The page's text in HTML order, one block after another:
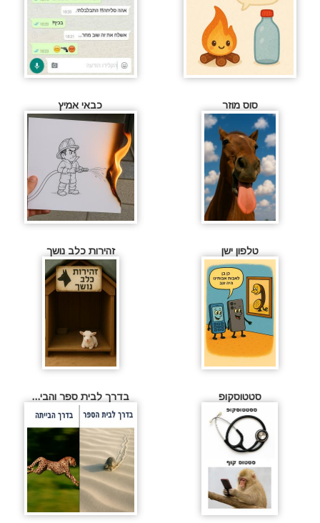
סוס מוזר כבאי אמיץ
טלפון ישן זהירות כלב נושך
סטטוסקופ בדרך לבית ספר והבי...